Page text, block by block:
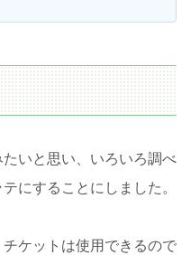
いと思い、いろいろ調べ
にすることにしました。
ケットは使用できるので